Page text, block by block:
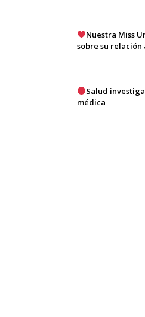
Nuestra Miss
sobre su relación
Salud
médica